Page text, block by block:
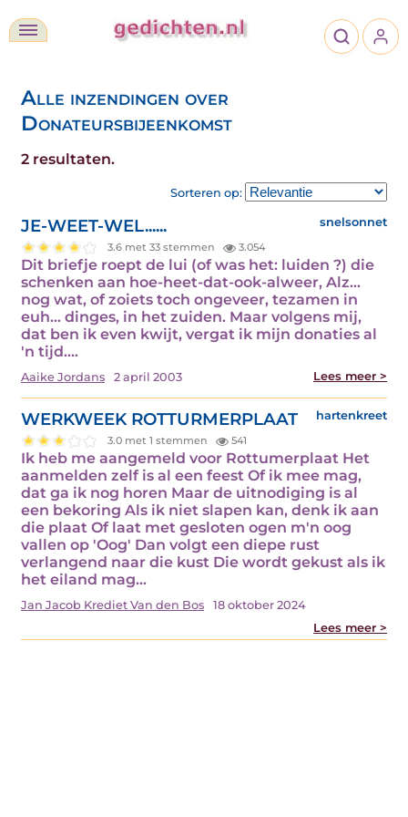
Alle inzendingen over
Donateursbijeenkomst
2 resultaten.
Sorteren op:
JE-WEET-WEL...... snelsonnet
3.6 met 33 stemmen 3.054
Dit briefje roept de lui (of was het: luiden ?) die
schenken aan hoe-heet-dat-ook-alweer, Alz…
nog wat, of zoiets toch ongeveer, tezamen in
euh… dinges, in het zuiden. Maar volgens mij,
dat ben ik even kwijt, vergat ik mijn donaties al
'n tijd.…
Aaike Jordans 2 april 2003 Lees meer >
WERKWEEK ROTTURMERPLAAT hartenkreet
3.0 met 1 stemmen 541
Ik heb me aangemeld voor Rottumerplaat Het
aanmelden zelf is al een feest Of ik mee mag,
dat ga ik nog horen Maar de uitnodiging is al
een bekoring Als ik niet slapen kan, denk ik aan
die plaat Of laat met gesloten ogen m'n oog
vallen op 'Oog' Dan volgt een diepe rust
verlangend naar die kust Die wordt gekust als ik
het eiland mag…
Jan Jacob Krediet Van den Bos
18 oktober 2024
Lees meer >